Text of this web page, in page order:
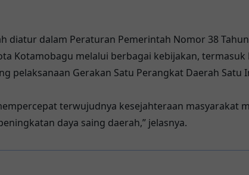
diatur dalam Peraturan Pemerintah Nomor 38
Kotamobagu melalui berbagai kebijakan,
pelaksanaan Gerakan Satu Perangkat Daerah Satu
terwujudnya kesejahteraan masyarakat
daya saing daerah,” jelasnya.